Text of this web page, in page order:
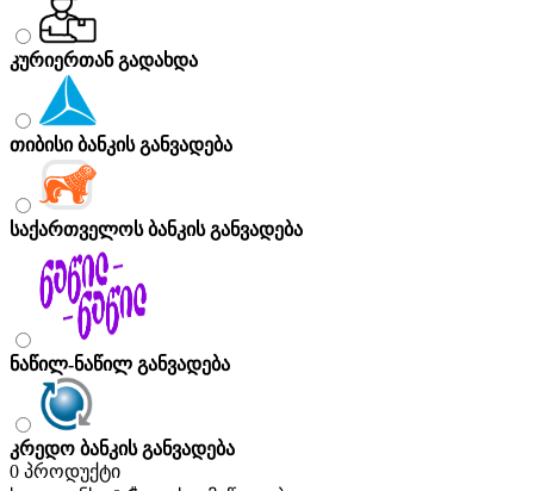
კურიერთან გადახდა
თიბისი ბანკის განვადება
საქართველოს ბანკის განვადება
ნაწილ-ნაწილ განვადება
კრედო ბანკის განვადება
0 პროდუქტი